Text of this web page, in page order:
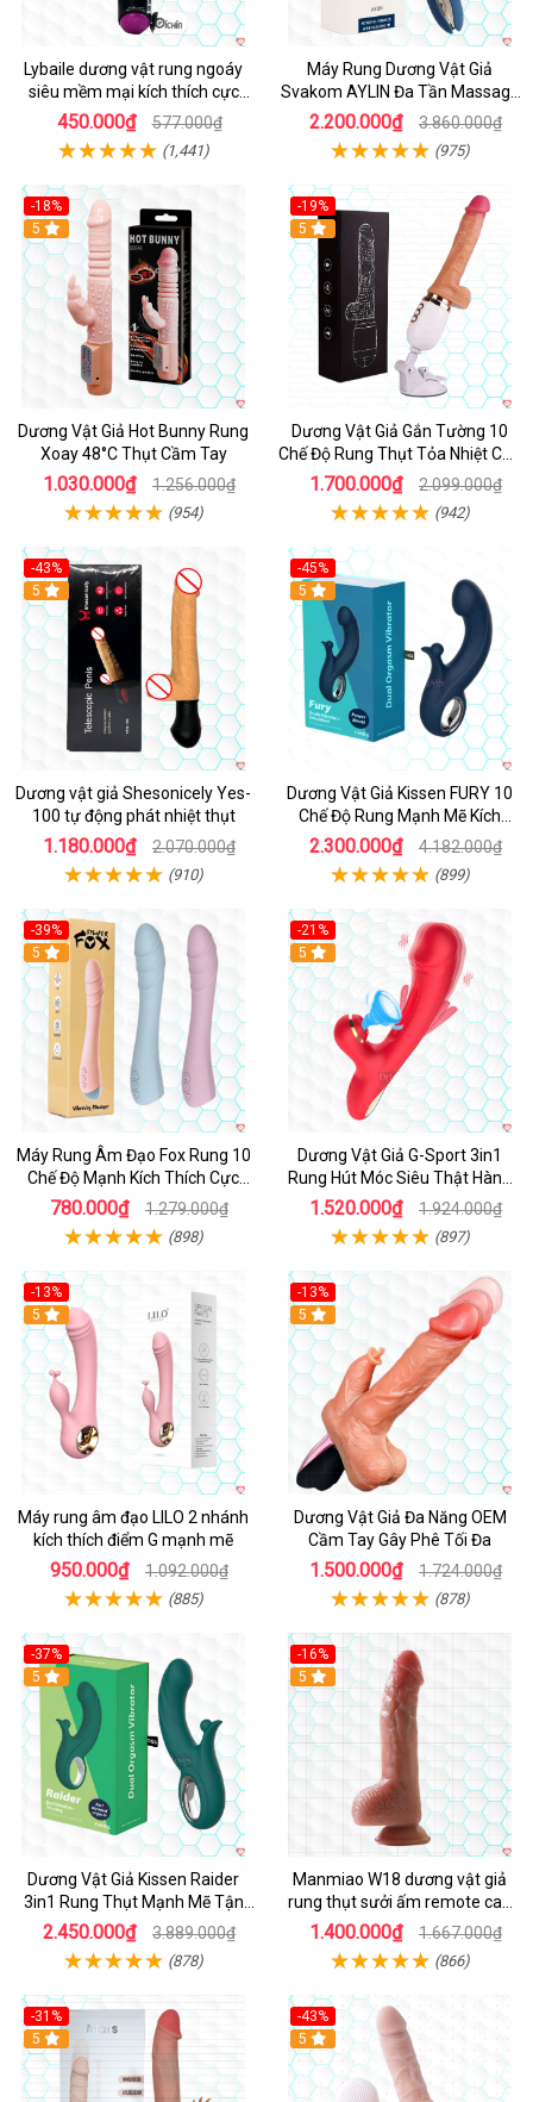
Lybaile dương vật rung ngoáy
siêu mềm mại kích thích cực
mạnh
450.000₫ 577.000₫
(1,441)
Máy Rung Dương Vật Giả
Svakom AYLIN Đa Tần Massage
Sướng
2.200.000₫ 3.860.000₫
(975)
-18%
Hot
5
Dương Vật Giả Hot Bunny Rung
Xoay 48°C Thụt Cầm Tay
1.030.000₫ 1.256.000₫
(954)
-19%
Hot
5
Dương Vật Giả Gắn Tường 10
Chế Độ Rung Thụt Tỏa Nhiệt Cao
Cấp
1.700.000₫ 2.099.000₫
(942)
-43%
5
Dương vật giả Shesonicely Yes-
100 tự động phát nhiệt thụt
1.180.000₫ 2.070.000₫
(910)
-45%
Hot
5
Dương Vật Giả Kissen FURY 10
Chế Độ Rung Mạnh Mẽ Kích
Thích
2.300.000₫ 4.182.000₫
(899)
-39%
Hot
5
Máy Rung Âm Đạo Fox Rung 10
Chế Độ Mạnh Kích Thích Cực
Sướng
780.000₫ 1.279.000₫
(898)
-21%
Hot
5
Dương Vật Giả G-Sport 3in1
Rung Hút Móc Siêu Thật Hàng
Hot
1.520.000₫ 1.924.000₫
(897)
-13%
Hot
5
Máy rung âm đạo LILO 2 nhánh
kích thích điểm G mạnh mẽ
950.000₫ 1.092.000₫
(885)
-13%
Hot
5
Dương Vật Giả Đa Năng OEM
Cầm Tay Gây Phê Tối Đa
1.500.000₫ 1.724.000₫
(878)
-37%
Hot
5
Dương Vật Giả Kissen Raider
3in1 Rung Thụt Mạnh Mẽ Tận
Hưởng
2.450.000₫ 3.889.000₫
(878)
-16%
Hot
5
Manmiao W18 dương vật giả
rung thụt sưởi ấm remote cao
cấp
1.400.000₫ 1.667.000₫
(866)
-31%
5
-43%
Hot
5